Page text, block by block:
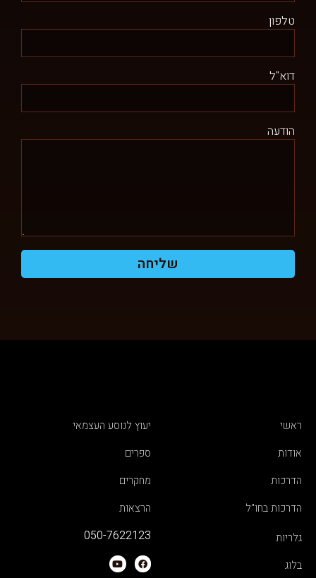
טלפון
דוא"ל
הודעה
שליחה
ראשי
אודות
הדרכות
הדרכות בחו"ל
יעוץ לנוסע העצמאי
ספרים
מחקרים
הרצאות
גלריות
בלוג
050-7622123